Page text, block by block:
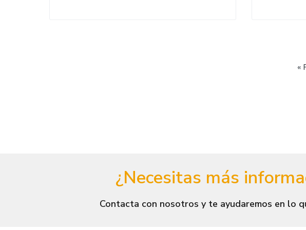
«
¿Necesitas más
Contacta con nosotros y te ayudaremos en lo